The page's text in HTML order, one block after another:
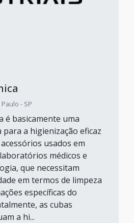
Paulo - SP
é basicamente uma
a higienização eficaz
usados em
médicos e
que necessitam
em termos de limpeza
específicas do
as cubas
a hi...